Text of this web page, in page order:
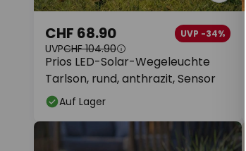
Prios LED-Solar-Wegeleuchte
Tarlson, rund, anthrazit, Sensor
CHF 68.90 UVP -34%
UVPCHF 104.90
Auf Lager